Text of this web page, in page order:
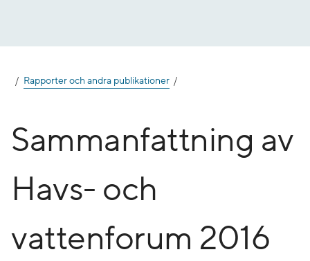
Rapporter och andra publikationer
Sammanfattning av
Havs- och
vattenforum 2016